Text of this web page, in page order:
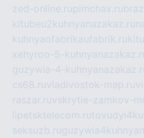
zed-online.rupimchax.ru
kitubeu2kuhnyanazakaz.ru
kuhnyaofabrikaufabrik.ru
xehyroo-5-
guzywia-4-
cs68.ruvladivostok-map.ru
raszar.ruvskrytie-zamkov-
lipetsktelecom.ru
seksuzb.ru